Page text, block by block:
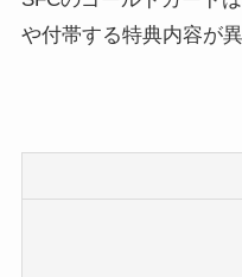
や付帯する特典内容が異